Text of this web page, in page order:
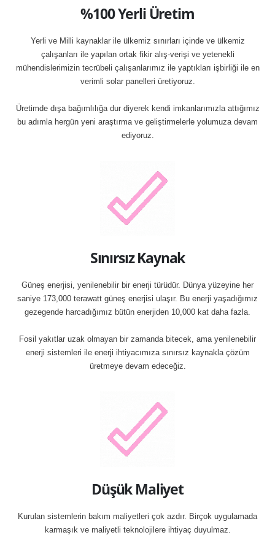
%100 Yerli Üretim
Yerli ve Milli kaynaklar ile ülkemiz sınırları içinde ve ülkemiz
çalışanları ile yapılan ortak fikir alış-verişi ve yetenekli
mühendislerimizin tecrübeli çalışanlarımız ile yaptıkları işbirliği ile en
verimli solar panelleri üretiyoruz.
Üretimde dışa bağımlılığa dur diyerek kendi imkanlarımızla attığımız
bu adımla hergün yeni araştırma ve geliştirmelerle yolumuza devam
ediyoruz.
Sınırsız Kaynak
Güneş enerjisi, yenilenebilir bir enerji türüdür. Dünya yüzeyine her
saniye 173,000 terawatt güneş enerjisi ulaşır. Bu enerji yaşadığımız
gezegende harcadığımız bütün enerjiden 10,000 kat daha fazla.
Fosil yakıtlar uzak olmayan bir zamanda bitecek, ama yenilenebilir
enerji sistemleri ile enerji ihtiyacımıza sınırsız kaynakla çözüm
üretmeye devam edeceğiz.
Düşük Maliyet
Kurulan sistemlerin bakım maliyetleri çok azdır. Birçok uygulamada
karmaşık ve maliyetli teknolojilere ihtiyaç duyulmaz.